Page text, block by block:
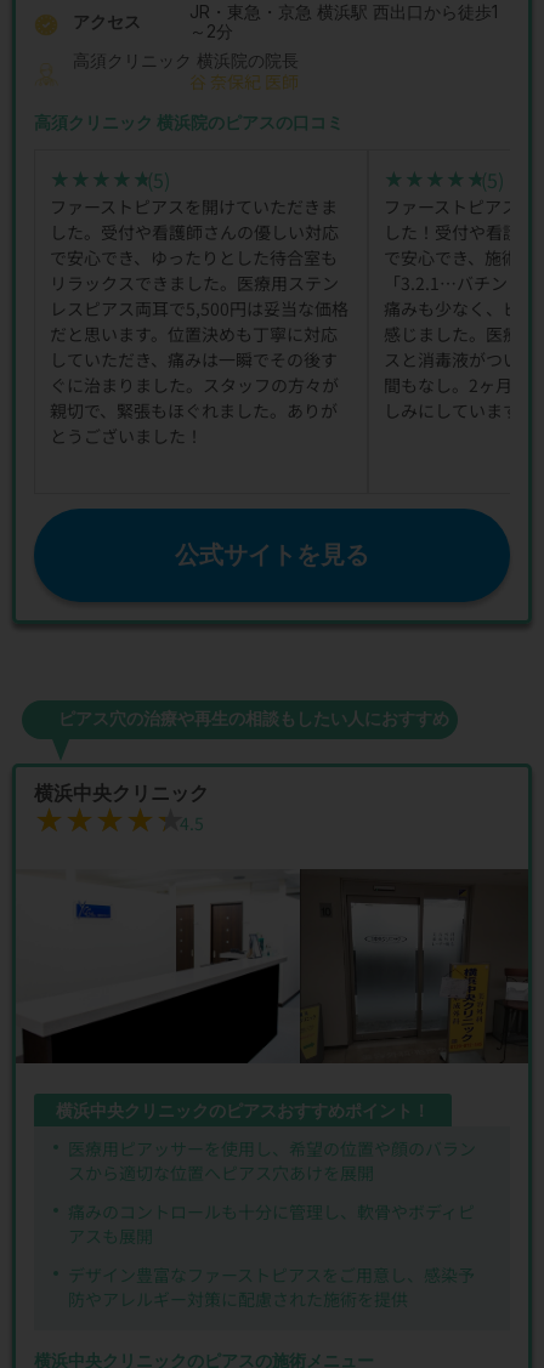
アクセス
JR・東急・京急 横浜駅 西出口から徒歩1
～2分
高須クリニック 横浜院の院長
谷 奈保紀 医師
高須クリニック 横浜院のピアスの口コミ
★★★★★
★★★★★(5)
ファーストピアスを開けていただきま
した。受付や看護師さんの優しい対応
で安心でき、ゆったりとした待合室も
リラックスできました。医療用ステン
レスピアス両耳で5,500円は妥当な価格
だと思います。位置決めも丁寧に対応
していただき、痛みは一瞬でその後す
ぐに治まりました。スタッフの方々が
親切で、緊張もほぐれました。ありが
とうございました！
★★★★★
★★★★★(5)
ファーストピアス
した！受付や看護
で安心でき、施術も
「3.2.1…バチン！
痛みも少なく、ビ
感じました。医療
スと消毒液がつい
間もなし。2ヶ月後
しみにしています！
公式サイトを見る
ピアス穴の治療や再生の相談もしたい人におすすめ
横浜中央クリニック
★★★★★
★★★★★4.5
横浜中央クリニックのピアスおすすめポイント！
医療用ピアッサーを使用し、希望の位置や顔のバラン
スから適切な位置へピアス穴あけを展開
痛みのコントロールも十分に管理し、軟骨やボディピ
アスも展開
デザイン豊富なファーストピアスをご用意し、感染予
防やアレルギー対策に配慮された施術を提供
横浜中央クリニックのピアスの施術メニュー